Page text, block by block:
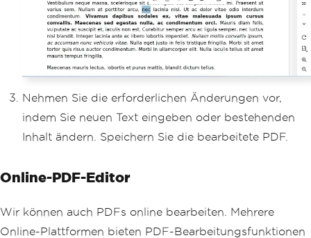
Nehmen Sie die erforderlichen Änderungen vor,
indem Sie neuen Text eingeben oder bestehenden
Inhalt ändern. Speichern Sie die bearbeitete PDF.
Online-PDF-Editor
Wir können auch PDFs online bearbeiten. Mehrere
Online-Plattformen bieten PDF-Bearbeitungsfunktionen